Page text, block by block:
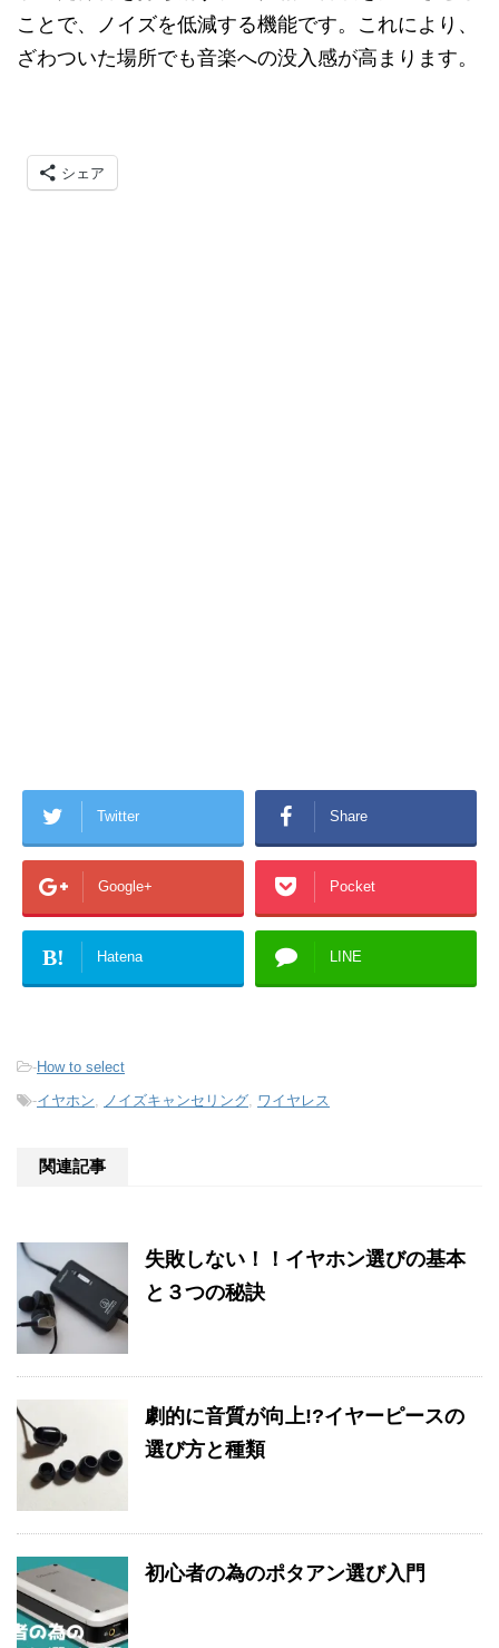
ことで、ノイズを低減する機能です。これにより、
ざわついた場所でも音楽への没入感が高まります。
シェア
Twitter Share
Google+ Pocket
B! Hatena LINE
-How to select
-イヤホン ノイズキャンセリング ワイヤレス
関連記事
失敗しない！！イヤホン選びの基本
と３つの秘訣
劇的に音質が向上!?イヤーピースの
選び方と種類
初心者の為のポタアン選び入門